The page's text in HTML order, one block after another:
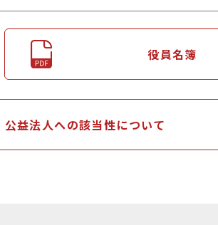
役員名簿
公益法人への該当性について